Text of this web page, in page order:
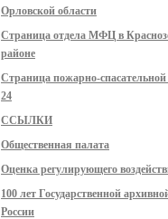
Орловской области
Страница отдела МФЦ в
районе
Страница пожарно-
24
ССЫЛКИ
Общественная палата
Оценка регулирующего
100 лет Государственной
России